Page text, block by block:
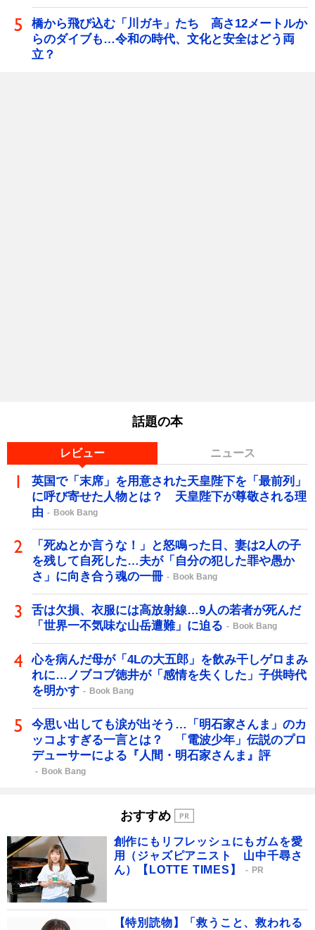
橋から飛び込む「川ガキ」たち 高さ12メートルか
らのダイブも…令和の時代、文化と安全はどう両
立？
話題の本
レビュー ニュース
英国で「末席」を用意された天皇陛下を「最前列」
に呼び寄せた人物とは？ 天皇陛下が尊敬される理
由
Book Bang
「死ぬとか言うな！」と怒鳴った日、妻は2人の子
を残して自死した…夫が「自分の犯した罪や愚か
さ」に向き合う魂の一冊
Book Bang
舌は欠損、衣服には高放射線…9人の若者が死んだ
「世界一不気味な山岳遭難」に迫る
Book Bang
心を病んだ母が「4Lの大五郎」を飲み干しゲロまみ
れに…ノブコブ徳井が「感情を失くした」子供時代
を明かす
Book Bang
今思い出しても涙が出そう…「明石家さんま」のカ
ッコよすぎる一言とは？ 「電波少年」伝説のプロ
デューサーによる『人間・明石家さんま』評
Book Bang
おすすめ
創作にもリフレッシュにもガムを愛
用（ジャズピアニスト 山中千尋さ
ん）【LOTTE TIMES】
PR
【特別読物】「救うこと、救われる